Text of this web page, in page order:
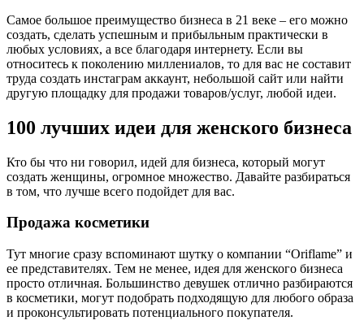
Самое большое преимущество бизнеса в 21 веке – его можно
создать, сделать успешным и прибыльным практически в
любых условиях, а все благодаря интернету. Если вы
относитесь к поколению миллениалов, то для вас не составит
труда создать инстаграм аккаунт, небольшой сайт или найти
другую площадку для продажи товаров/услуг, любой идеи.
100 лучших идеи для женского бизнеса
Кто бы что ни говорил, идей для бизнеса, который могут
создать женщины, огромное множество. Давайте разбираться
в том, что лучше всего подойдет для вас.
Продажа косметики
Тут многие сразу вспоминают шутку о компании “Oriflame” и
ее представителях. Тем не менее, идея для женского бизнеса
просто отличная. Большинство девушек отлично разбираются
в косметики, могут подобрать подходящую для любого образа
и проконсультировать потенциального покупателя.